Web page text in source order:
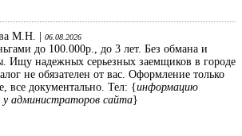
М.Н. | 06.08.2026
до 100.000р., до 3 лет. Без обмана и
Ищу надежных серьезных заемщиков в городе
не обязателен от вас. Оформление только
все документально. Тел: {информацию
администраторов сайта}